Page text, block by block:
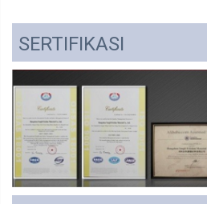
SERTIFIKASI